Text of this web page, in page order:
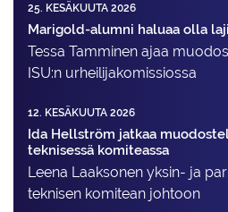
25. KESÄKUUTA 2026
Marigold-alumni haluaa olla
Tessa Tamminen ajaa
ISU:n urheilija­komissiossa
12. KESÄKUUTA 2026
Ida Hellström jatkaa
teknisessä komiteassa
Leena Laaksonen yksin- ja
teknisen komitean johtoon